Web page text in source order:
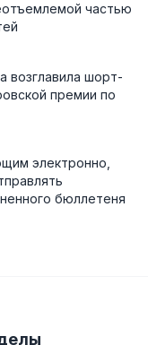
частью
возглавила шорт-
премии по
электронно,
бюллетеня